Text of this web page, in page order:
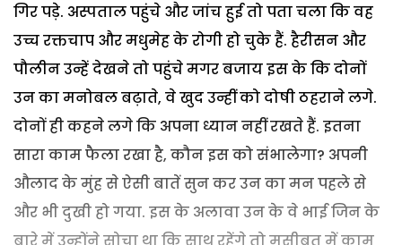
गिर पड़े. अस्पताल पहुंचे और जांच हुई तो पता चला कि वह
उच्च रक्तचाप और मधुमेह के रोगी हो चुके हैं. हैरीसन और
पौलीन उन्हें देखने तो पहुंचे मगर बजाय इस के कि दोनों
उन का मनोबल बढ़ाते, वे खुद उन्हीं को दोषी ठहराने लगे.
दोनों ही कहने लगे कि अपना ध्यान नहीं रखते हैं. इतना
सारा काम फैला रखा है, कौन इस को संभालेगा? अपनी
औलाद के मुंह से ऐसी बातें सुन कर उन का मन पहले से
और भी दुखी हो गया. इस के अलावा उन के वे भाई जिन के
बारे में उन्होंने सोचा था कि साथ रहेंगे तो मुसीबत में काम